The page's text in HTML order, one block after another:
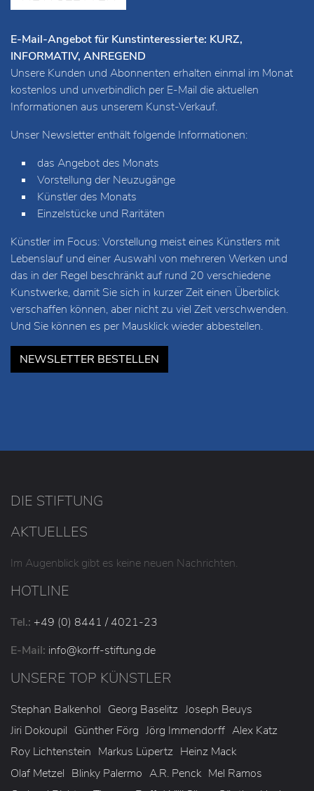
E-Mail-Angebot für Kunstinteressierte: KURZ,
INFORMATIV, ANREGEND
Unsere Kunden und Abonnenten erhalten einmal im Monat
kostenlos und unverbindlich per E-Mail die aktuellen
Informationen aus unserem Kunst-Verkauf.
Unser Newsletter enthält folgende Informationen:
das Angebot des Monats
Vorstellung der Neuzugänge
Künstler des Monats
Einzelstücke und Raritäten
Künstler im Focus: Vorstellung meist eines Künstlers mit
Lebenslauf und einer Auswahl von mehreren Werken und
das in der Regel beschränkt auf rund 20 verschiedene
Kunstwerke, damit Sie sich in kurzer Zeit einen Überblick
verschaffen können, aber nicht zu viel Zeit verschwenden.
Und Sie können es per Mausklick wieder abbestellen.
NEWSLETTER BESTELLEN
DIE STIFTUNG
AKTUELLES
Im Augenblick gibt es keine neuen Nachrichten.
HOTLINE
Tel.: +49 (0) 8441 / 4021-23
E-Mail: info@korff-stiftung.de
UNSERE TOP KÜNSTLER
Stephan Balkenhol Georg Baselitz Joseph Beuys
Jiri Dokoupil Günther Förg Jörg Immendorff Alex Katz
Roy Lichtenstein Markus Lüpertz Heinz Mack
Olaf Metzel Blinky Palermo A.R. Penck Mel Ramos